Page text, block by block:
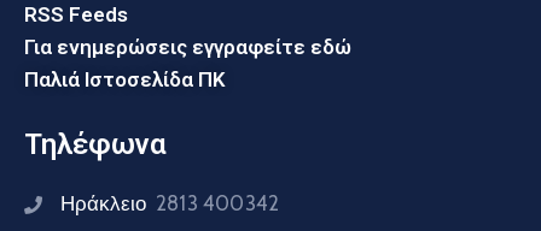
RSS Feeds
Για ενημερώσεις εγγραφείτε εδώ
Παλιά Ιστοσελίδα ΠΚ
Τηλέφωνα
Ηράκλειο 2813 400342